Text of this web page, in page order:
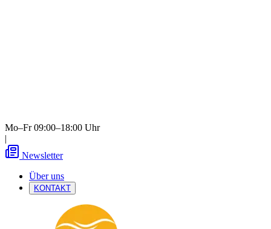
Mo–Fr 09:00–18:00 Uhr
|
Newsletter
Über uns
KONTAKT